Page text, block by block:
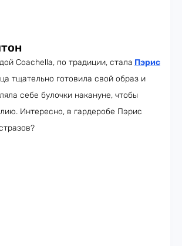
Coachella, по традиции, стала Пэрис
тщательно готовила свой образ и
себе булочки накануне, чтобы
Интересно, в гардеробе Пэрис